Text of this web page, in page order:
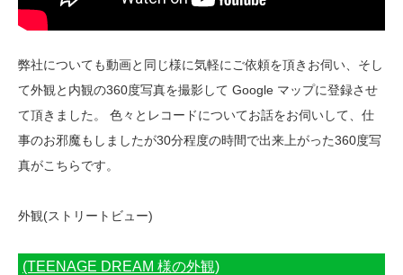
弊社についても動画と同じ様に気軽にご依頼を頂きお伺い、そし
て外観と内観の360度写真を撮影して Google マップに登録させ
て頂きました。 色々とレコードについてお話をお伺いして、仕
事のお邪魔もしましたが30分程度の時間で出来上がった360度写
真がこちらです。
外観(ストリートビュー)
(TEENAGE DREAM 様の外観)